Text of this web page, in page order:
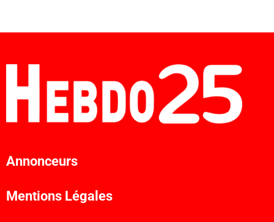
Annonceurs
Mentions Légales